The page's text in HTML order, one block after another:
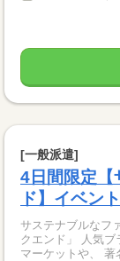
[一般派遣]
4日間限定【
ド】イベン
サステナブルなフ
クエンド」 人気ブ
マーケットや、 著